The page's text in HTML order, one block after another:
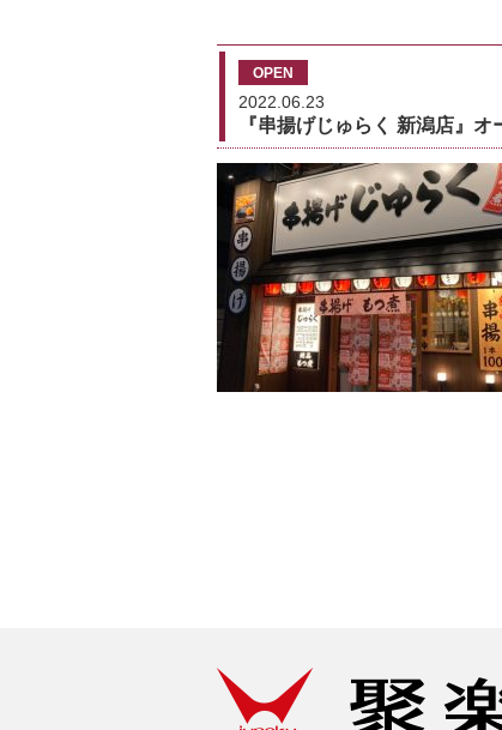
OPEN
2022.06.23
『串揚げじゅらく 新潟店』